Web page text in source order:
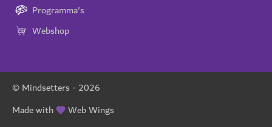
Programma's
Webshop
© Mindsetters -2026
Made with
Web Wings